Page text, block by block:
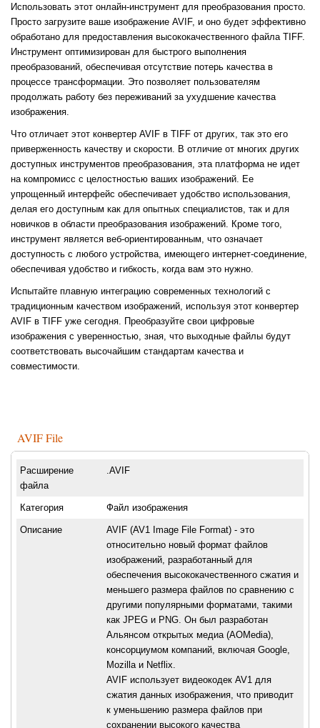
Использовать этот онлайн-инструмент для преобразования просто.
Просто загрузите ваше изображение AVIF, и оно будет эффективно
обработано для предоставления высококачественного файла TIFF.
Инструмент оптимизирован для быстрого выполнения
преобразований, обеспечивая отсутствие потерь качества в
процессе трансформации. Это позволяет пользователям
продолжать работу без переживаний за ухудшение качества
изображения.
Что отличает этот конвертер AVIF в TIFF от других, так это его
приверженность качеству и скорости. В отличие от многих других
доступных инструментов преобразования, эта платформа не идет
на компромисс с целостностью ваших изображений. Ее
упрощенный интерфейс обеспечивает удобство использования,
делая его доступным как для опытных специалистов, так и для
новичков в области преобразования изображений. Кроме того,
инструмент является веб-ориентированным, что означает
доступность с любого устройства, имеющего интернет-соединение,
обеспечивая удобство и гибкость, когда вам это нужно.
Испытайте плавную интеграцию современных технологий с
традиционным качеством изображений, используя этот конвертер
AVIF в TIFF уже сегодня. Преобразуйте свои цифровые
изображения с уверенностью, зная, что выходные файлы будут
соответствовать высочайшим стандартам качества и
совместимости.
AVIF File
Расширение
файла
.AVIF
Категория Файл изображения
Описание
AVIF (AV1 Image File Format) - это
относительно новый формат файлов
изображений, разработанный для
обеспечения высококачественного сжатия и
меньшего размера файлов по сравнению с
другими популярными форматами, такими
как JPEG и PNG. Он был разработан
Альянсом открытых медиа (AOMedia),
консорциумом компаний, включая Google,
Mozilla и Netflix.
AVIF использует видеокодек AV1 для
сжатия данных изображения, что приводит
к уменьшению размера файлов при
сохранении высокого качества